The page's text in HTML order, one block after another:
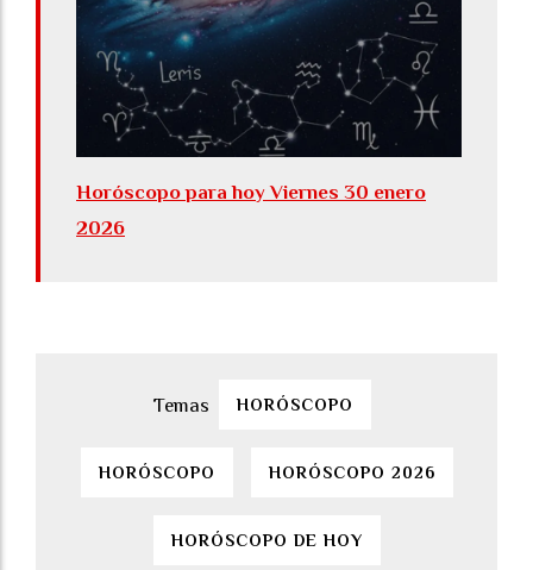
Horóscopo para hoy Viernes 30 enero
2026
HORÓSCOPO
HORÓSCOPO HORÓSCOPO 2026
HORÓSCOPO DE HOY